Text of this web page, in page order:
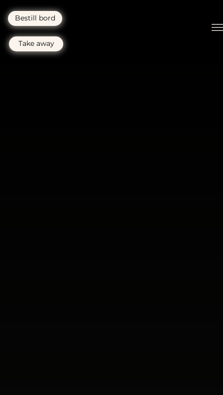
Bestill bord
Take away